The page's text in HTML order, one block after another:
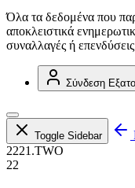
Όλα τα δεδομένα που
αποκλειστικά
συναλλαγές ή
Σύνδεση
Toggle Sidebar
2221.TWO
22